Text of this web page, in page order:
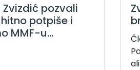
pozvali
potpiše i
MMF-u...